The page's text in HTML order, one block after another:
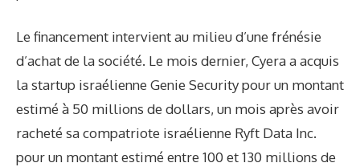
Le financement intervient au milieu d’une frénésie
d’achat de la société. Le mois dernier, Cyera a acquis
la startup israélienne Genie Security pour un montant
estimé à 50 millions de dollars, un mois après avoir
racheté sa compatriote israélienne Ryft Data Inc.
pour un montant estimé entre 100 et 130 millions de